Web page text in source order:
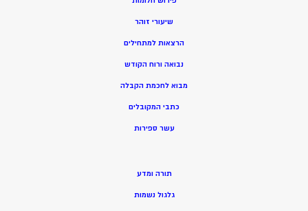
שיעורי זוהר
הרצאות למתחילים
נבואה ורוח הקודש
מבוא לחכמת הקבלה
כתבי המקובלים
עשר ספירות
תורה ומדע
גלגול נשמות